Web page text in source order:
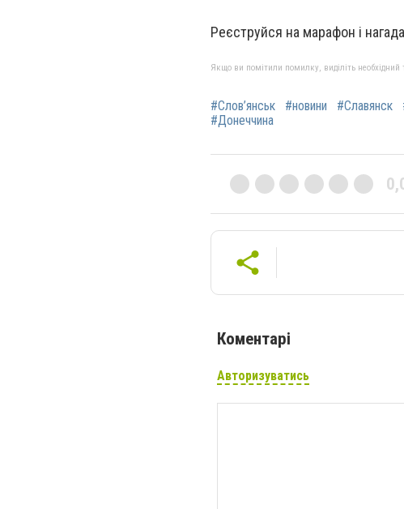
Реєструйся на марафон і
Якщо ви помітили помилку, виділіть необхідний
#Слов’янськ #новини #Славянск
#Донеччина
Коментарі
Авторизуватись